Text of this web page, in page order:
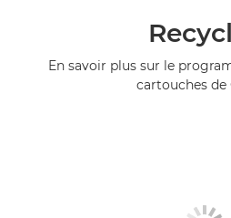
En savoir plus sur le
cartouches de